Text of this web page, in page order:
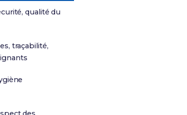
qualité du
traçabilité,